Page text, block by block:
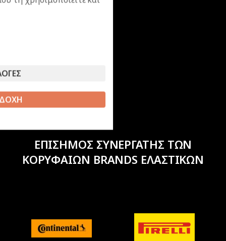
ΕΠΙΣΗΜΟΣ ΣΥΝΕΡΓΑΤΗΣ ΤΩΝ
ΚΟΡΥΦΑΙΩΝ BRANDS ΕΛΑΣΤΙΚΩΝ